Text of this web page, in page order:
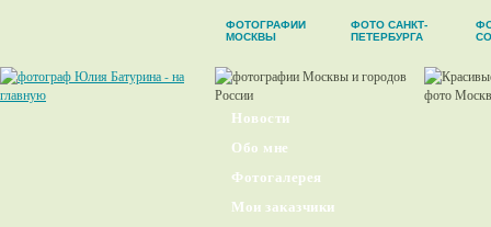
ФОТОГРАФИИ
МОСКВЫ
ФОТО САНКТ-
ПЕТЕРБУРГА
Новости
Обо мне
Фотогалерея
Мои заказчики